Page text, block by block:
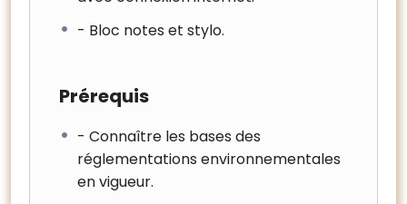
- Bloc notes et stylo.
Prérequis
- Connaître les bases des
réglementations environnementales
en vigueur.